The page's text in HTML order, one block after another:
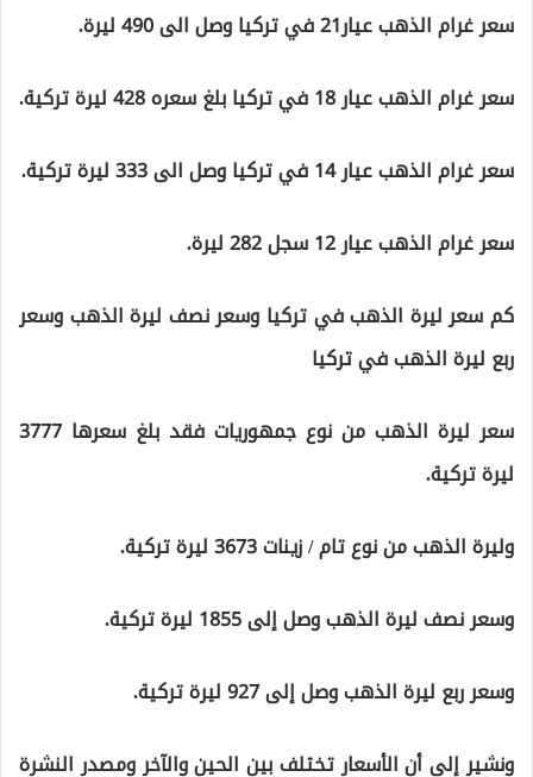
سعر غرام الذهب عيار21 في تركيا وصل الى 490 ليرة.
سعر غرام الذهب عيار 18 في تركيا بلغ سعره 428 ليرة تركية.
سعر غرام الذهب عيار 14 في تركيا وصل الى 333 ليرة تركية.
سعر غرام الذهب عيار 12 سجل 282 ليرة.
كم سعر ليرة الذهب في تركيا وسعر نصف ليرة الذهب وسعر
ربع ليرة الذهب في تركيا
سعر ليرة الذهب من نوع جمهوريات فقد بلغ سعرها 3777
ليرة تركية.
وليرة الذهب من نوع تام / زينات 3673 ليرة تركية.
وسعر نصف ليرة الذهب وصل إلى 1855 ليرة تركية.
وسعر ربع ليرة الذهب وصل إلى 927 ليرة تركية.
ونشير إلى أن الأسعار تختلف بين الحين والآخر ومصدر النشرة